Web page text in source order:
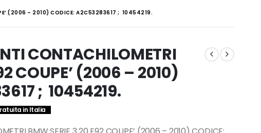
(2006 – 2010) CODICE: A2C53283617 ; 10454219.
CONTACHILOMETRI
COUPE’ (2006 – 2010)
; 10454219.
in Italia